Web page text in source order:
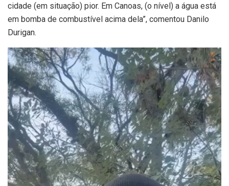
cidade (em situação) pior. Em Canoas, (o nível) a água está
em bomba de combustível acima dela”, comentou Danilo
Durigan.
Tocador
de
vídeo